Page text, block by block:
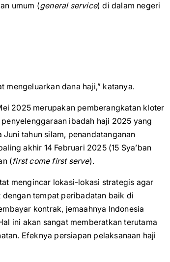
umum (general service) di dalam negeri
mengeluarkan dana haji,” katanya.
2025 merupakan pemberangkatan kloter
ibadah haji 2025 yang
tahun silam, penandatanganan
akhir 14 Februari 2025 (15 Sya’ban
(first come first serve).
mengincar lokasi-lokasi strategis agar
tempat peribadatan baik di
kontrak, jemaahnya Indonesia
ini akan sangat memberatkan terutama
Efeknya persiapan pelaksanaan haji